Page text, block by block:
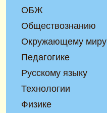
ОБЖ
Обществознанию
Окружающему миру
Педагогике
Русскому языку
Технологии
Физике